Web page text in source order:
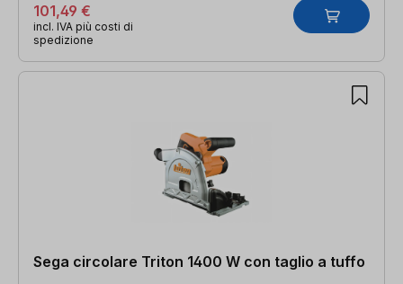
101,49 €
incl. IVA più costi di
spedizione
Sega circolare Triton 1400 W con taglio a tuffo